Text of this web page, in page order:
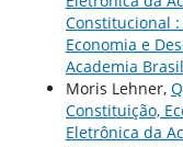
Constitucional :
Economia e
Academia
Moris Lehner,
Constituição,
Eletrônica da